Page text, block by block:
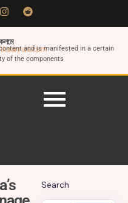
criticism
and is manifested in a certain
of the components
Search